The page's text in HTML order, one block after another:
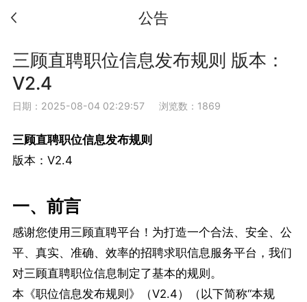
公告
三顾直聘职位信息发布规则 版本：
V2.4
日期：2025-08-04 02:29:57浏览数：1869
三顾直聘职位信息发布规则
版本：V2.4
一、前言
感谢您使用三顾直聘平台！为打造一个合法、安全、公
平、真实、准确、效率的招聘求职信息服务平台，我们
对三顾直聘职位信息制定了基本的规则。
本《职位信息发布规则》（V2.4）（以下简称“本规